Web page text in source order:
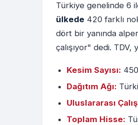
Türkiye genelinde 6
ülkede 420 farklı
dört bir yanında
çalışıyor" dedi.
Kesim Sayısı:
Dağıtım Ağı:
Uluslararası
Toplam Hisse: